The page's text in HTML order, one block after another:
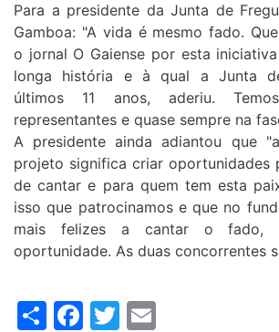
Para a presidente da Junta de
Gamboa: "A vida é mesmo fado.
o jornal O Gaiense por esta
longa história e à qual a Junta
últimos 11 anos, aderiu.
representantes e quase sempre na
A presidente ainda adiantou que
projeto significa criar oportunidades
de cantar e para quem tem esta
isso que patrocinamos e que no
mais felizes a cantar o fado,
oportunidade. As duas concorrentes
ShareFacebook
Twitter